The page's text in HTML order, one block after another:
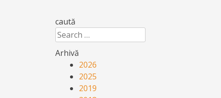
caută
Search
Arhivă
2026
2025
2019